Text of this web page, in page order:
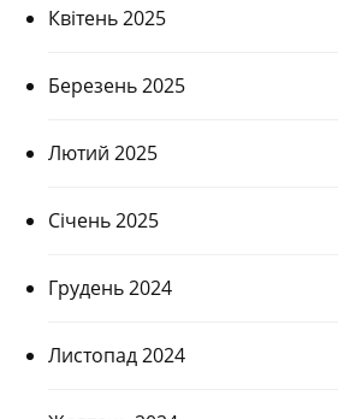
Квітень 2025
Березень 2025
Лютий 2025
Січень 2025
Грудень 2024
Листопад 2024